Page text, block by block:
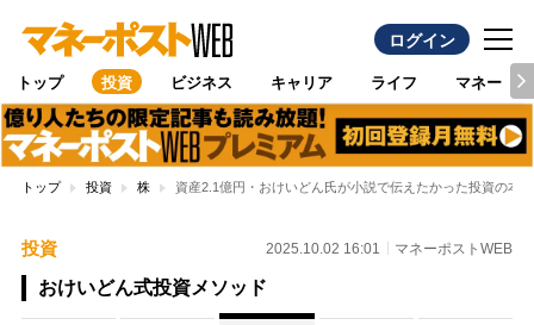
ログイン
トップ 投資 ビジネス キャリア ライフ マネー
トップ 投資 株 資産2.1億円・おけいどん氏が小説で伝えたかった投資の
投資 2025.10.02 16:01 マネーポストWEB
おけいどん式投資メソッド